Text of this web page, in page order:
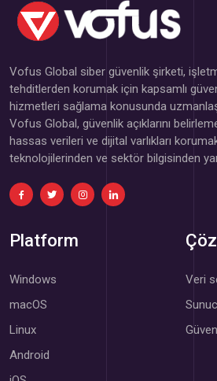
Vofus Global siber güvenlik şirketi,
tehditlerden korumak için kapsamlı
hizmetleri sağlama konusunda
Vofus Global, güvenlik açıklarını
hassas verileri ve dijital varlıkları
teknolojilerinden ve sektör bilgisinden
Platform
Windows
macOS
Linux
Android
Veri